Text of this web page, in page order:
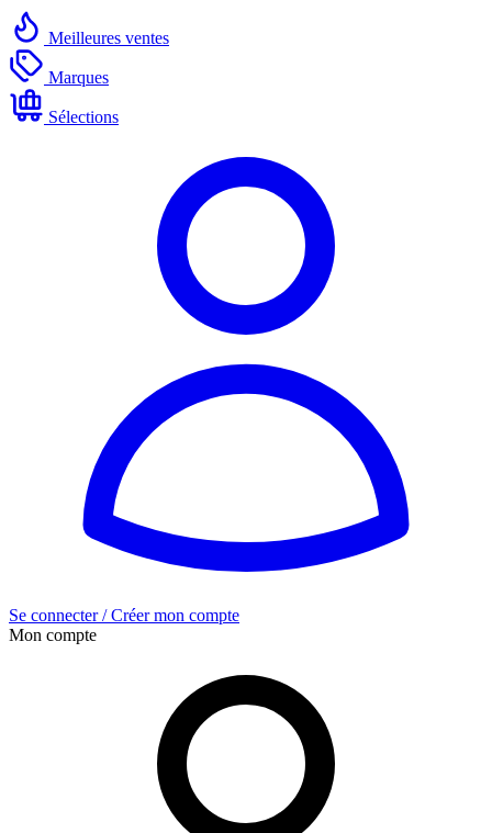
Meilleures ventes
Marques
Sélections
Se connecter / Créer mon compte
Mon compte